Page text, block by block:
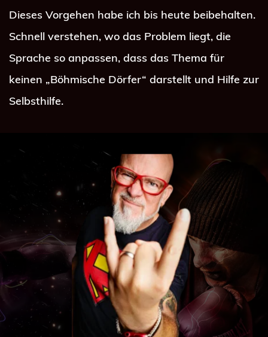
Dieses Vorgehen habe ich bis heute beibehalten.
Schnell verstehen, wo das Problem liegt, die
Sprache so anpassen, dass das Thema für
keinen „Böhmische Dörfer“ darstellt und Hilfe zur
Selbsthilfe.